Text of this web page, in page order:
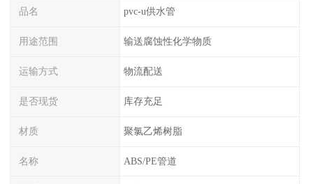
品名 pvc-u供水管
用途范围 输送腐蚀性化学物质
运输方式 物流配送
是否现货 库存充足
材质 聚氯乙烯树脂
名称 ABS/PE管道